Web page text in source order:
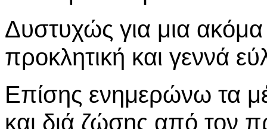
Δυστυχώς για μια
προκλητική και γεννά
Επίσης ενημερώνω τα
και διά ζώσης από τον